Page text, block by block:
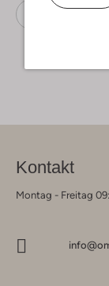
Kontakt
Montag - Freitag